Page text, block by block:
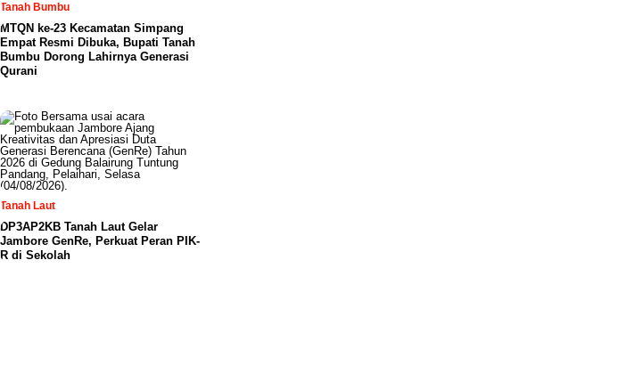
Tanah Bumbu
MTQN ke-23 Kecamatan Simpang
Empat Resmi Dibuka, Bupati Tanah
Bumbu Dorong Lahirnya Generasi
Qurani
Tanah Laut
DP3AP2KB Tanah Laut Gelar
Jambore GenRe, Perkuat Peran PIK-
R di Sekolah